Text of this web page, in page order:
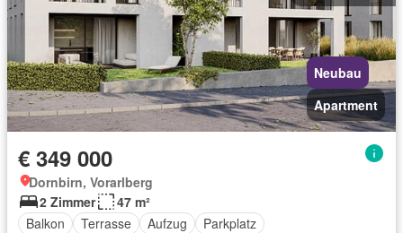
Neubau
Apartment
€ 349 000
Dornbirn, Vorarlberg
2 Zimmer
47 m²
Balkon
Terrasse Aufzug Parkplatz